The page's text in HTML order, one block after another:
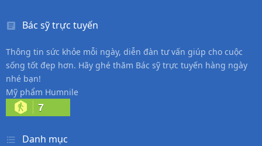
Bác sỹ trực tuyến
Thông tin sức khỏe mỗi ngày, diễn đàn tư vấn giúp cho cuộc
sống tốt đẹp hơn. Hãy ghé thăm Bác sỹ trực tuyến hàng ngày
nhé bạn!
Mỹ phẩm Humnile
7
Danh mục